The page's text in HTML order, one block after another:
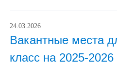
24.03.2026
Вакантные места
класс на 2025-